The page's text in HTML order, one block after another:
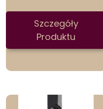
Szczegóły
Produktu